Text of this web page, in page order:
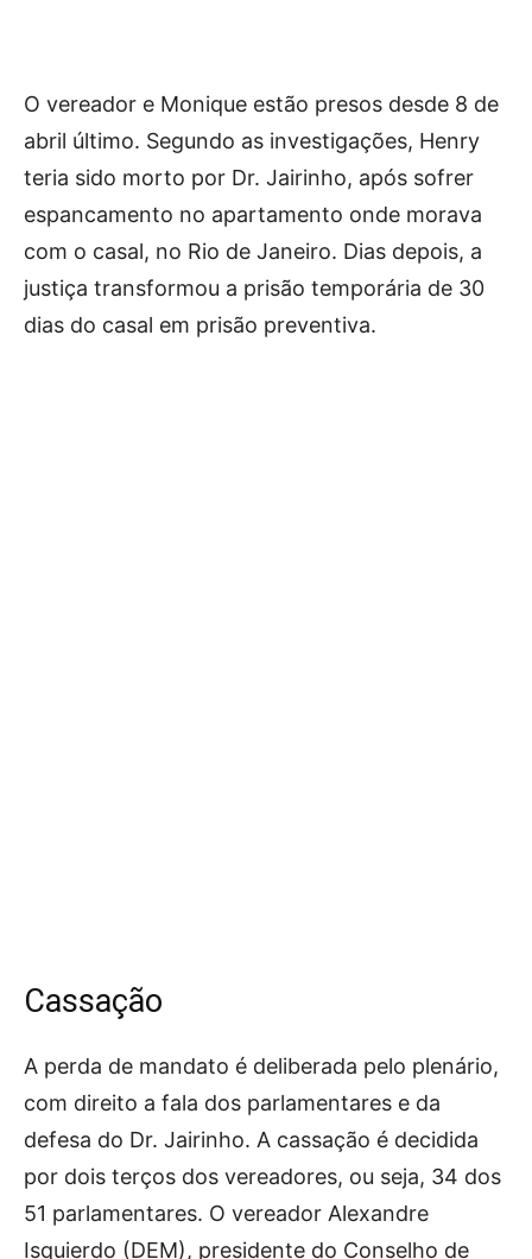
O vereador e Monique estão presos desde 8 de
abril último. Segundo as investigações, Henry
teria sido morto por Dr. Jairinho, após sofrer
espancamento no apartamento onde morava
com o casal, no Rio de Janeiro. Dias depois, a
justiça transformou a prisão temporária de 30
dias do casal em prisão preventiva.
Cassação
A perda de mandato é deliberada pelo plenário,
com direito a fala dos parlamentares e da
defesa do Dr. Jairinho. A cassação é decidida
por dois terços dos vereadores, ou seja, 34 dos
51 parlamentares. O vereador Alexandre
Isquierdo (DEM), presidente do Conselho de